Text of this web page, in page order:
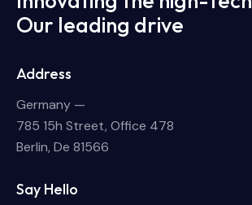
Our leading drive
Address
Germany —
785 15h Street, Office 478
Berlin, De 81566
Say Hello